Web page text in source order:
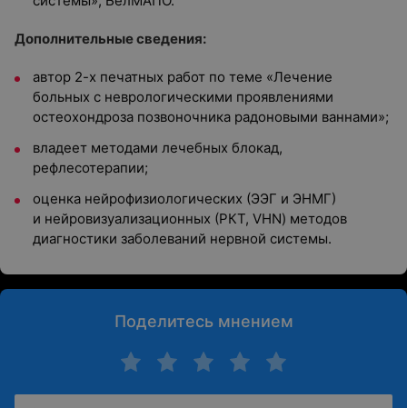
Дополнительные сведения:
автор 2-х печатных работ по теме «Лечение
больных с неврологическими проявлениями
остеохондроза позвоночника радоновыми ваннами»;
владеет методами лечебных блокад,
рефлесотерапии;
оценка нейрофизиологических (ЭЭГ и ЭНМГ)
и нейровизуализационных (РКТ, VHN) методов
диагностики заболеваний нервной системы.
Поделитесь мнением